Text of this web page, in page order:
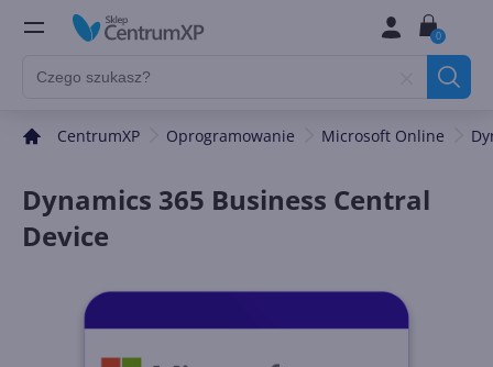
0
CentrumXP Oprogramowanie Microsoft Online
Dynamics 365 Business Central
Device